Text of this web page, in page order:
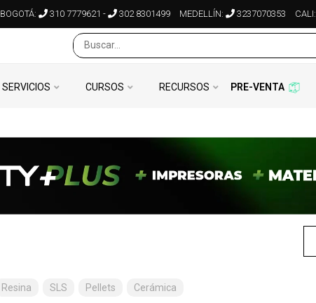
BOGOTÁ: 310 7779621 - 302 8301499 MEDELLÍN: 3237070353 CALI:
SERVICIOS CURSOS RECURSOS PRE-VENTA
Resina SLS Pellets Cerámica